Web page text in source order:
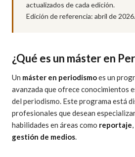
actualizados de cada edición.
Edición de referencia: abril de
¿Qué es un máster en
Un máster en periodismoes un
avanzada que ofrece conocimientos
del periodismo. Este programa está
profesionales que desean
habilidades en áreas como reportaje,
gestión de medios.